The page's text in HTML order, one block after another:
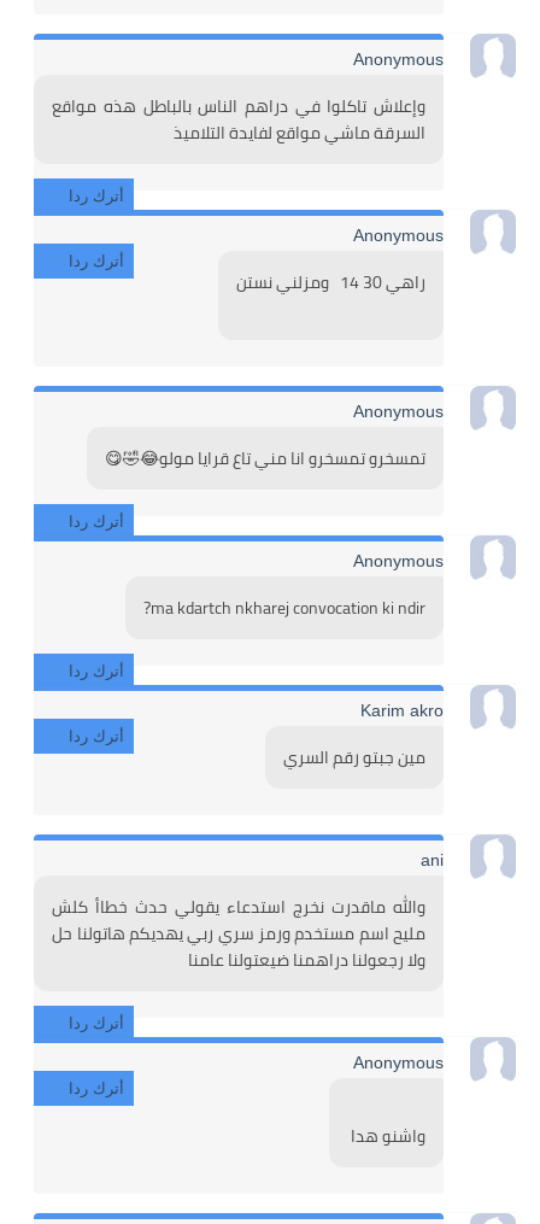
Anonymous
وإعلاش تاكلوا في دراهم الناس بالباطل هذه مواقع
السرقة ماشي مواقع لفايدة التلاميذ
أترك ردا
Anonymous
راهي 30 14   ومزلني نستن
أترك ردا
Anonymous
تمسخرو تمسخرو انا مني تاع قرايا مولو😂🤣😋
أترك ردا
Anonymous
ma kdartch nkharej convocation ki ndir?
أترك ردا
Karim akro
مين جبتو رقم السري
أترك ردا
ani
والله ماقدرت نخرج استدعاء يقولي حدث خطاأ كلش
مليح اسم مستخدم ورمز سري ربي يهديكم هاتولنا حل
ولا رجعولنا دراهمنا ضيعتولنا عامنا
أترك ردا
Anonymous
واشنو هدا
أترك ردا